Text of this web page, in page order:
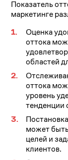
Показатель
маркетинге
Оценка
оттока
областей
оттока
уровень
тенденции
может
целей и
клиентов.